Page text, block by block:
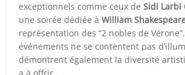
exceptionnels comme ceux deSidi Larbi
une soirée dédiée àWilliam
représentation des “2 nobles de
événements ne se contentent pas
démontrent également la diversité